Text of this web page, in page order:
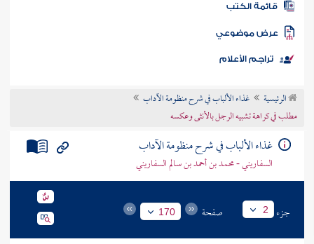
المكتبة
الكتب
موضوعي
تراجم الأعلام
الرئيسية
غذاء الألباب في شرح منظومة الآداب
مطلب في كراهة تشبيه الرجل بالأنثى وعكسه
غذاء الألباب في شرح منظومة الآداب
السفاريني - محمد بن أحمد بن سالم السفاريني
جزء 2 صفحة 170